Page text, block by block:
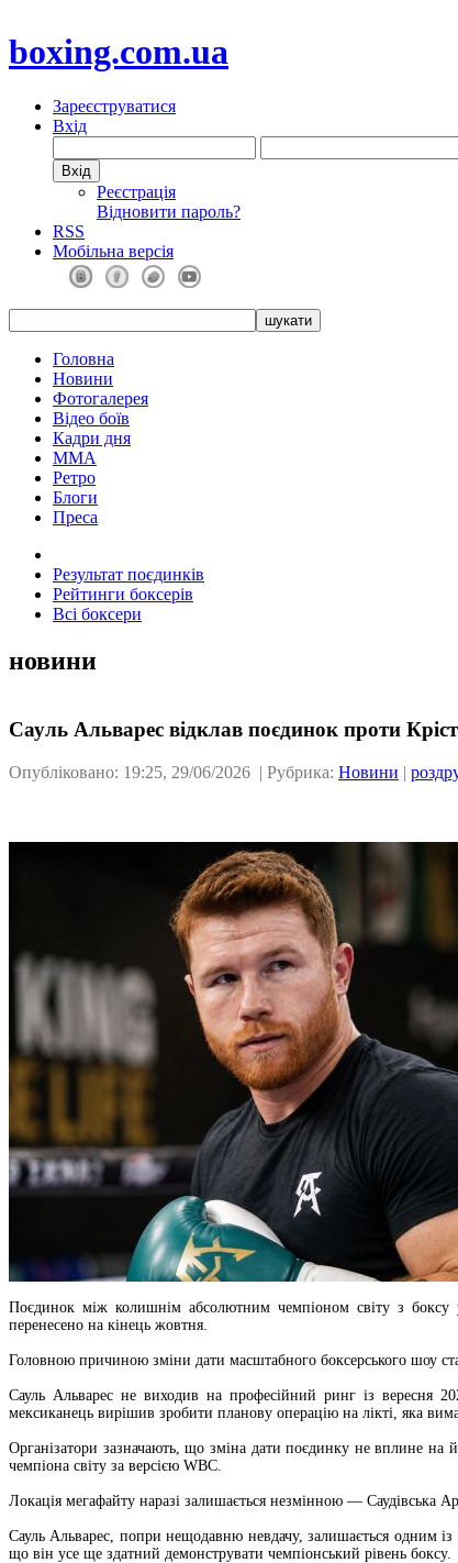
boxing.com.ua
Зареєструватися
Вхід
Реєстрація
Відновити пароль?
RSS
Мобільна версія
Головна
Новини
Фотогалерея
Відео боїв
Кадри дня
ММА
Ретро
Блоги
Преса
Результат поєдинків
Рейтинги боксерів
Всі боксери
новини
Сауль Альварес відклав поєдинок проти
Опубліковано: 19:25, 29/06/2026 | Рубрика: Новини |
Поєдинок між колишнім абсолютним чемпіоном світу з боксу
перенесено на кінець жовтня.
Головною причиною зміни дати масштабного боксерського шоу
Сауль Альварес не виходив на професійний ринг із вересня
мексиканець вирішив зробити планову операцію на лікті, яка
Організатори зазначають, що зміна дати поєдинку не вплине на
чемпіона світу за версією WBC.
Локація мегафайту наразі залишається незмінною — Саудівська
Сауль Альварес, попри нещодавню невдачу, залишається одним
що він усе ще здатний демонструвати чемпіонський рівень боксу.